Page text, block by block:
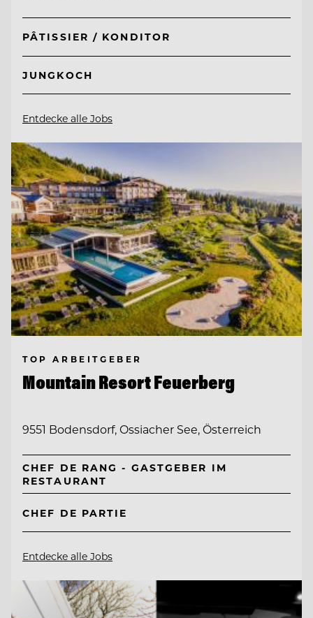
PÂTISSIER / KONDITOR
JUNGKOCH
Entdecke alle Jobs
TOP ARBEITGEBER
Mountain Resort Feuerberg
9551 Bodensdorf, Ossiacher See, Österreich
CHEF DE RANG - GASTGEBER IM
RESTAURANT
CHEF DE PARTIE
Entdecke alle Jobs